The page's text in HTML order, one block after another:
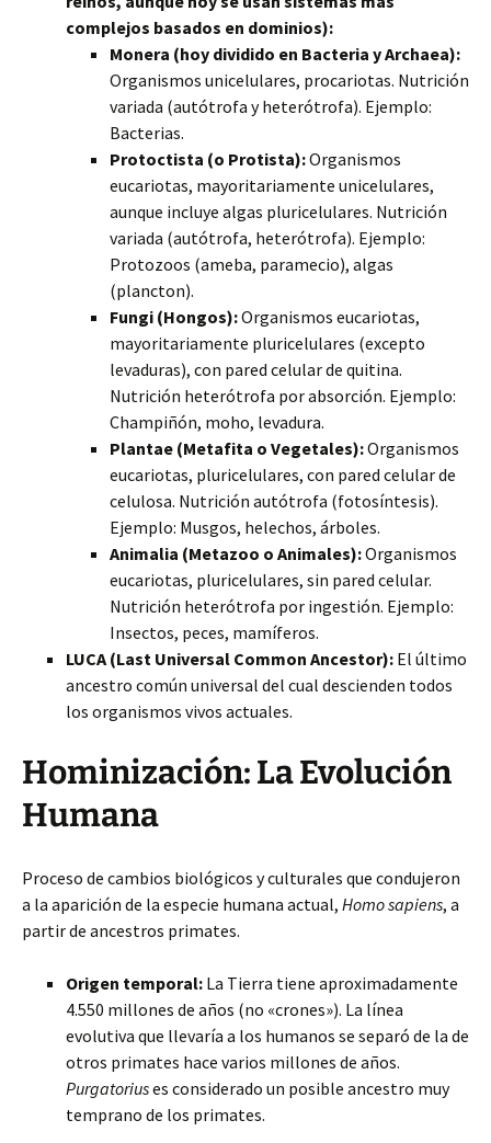
complejos basados en dominios):
Monera (hoy dividido en Bacteria y Archaea):
Organismos unicelulares, procariotas. Nutrición
variada (autótrofa y heterótrofa). Ejemplo:
Bacterias.
Protoctista (o Protista):Organismos
eucariotas, mayoritariamente unicelulares,
aunque incluye algas pluricelulares. Nutrición
variada (autótrofa, heterótrofa). Ejemplo:
Protozoos (ameba, paramecio), algas
(plancton).
Fungi (Hongos):Organismos eucariotas,
mayoritariamente pluricelulares (excepto
levaduras), con pared celular de quitina.
Nutrición heterótrofa por absorción. Ejemplo:
Champiñón, moho, levadura.
Plantae (Metafita o Vegetales):Organismos
eucariotas, pluricelulares, con pared celular de
celulosa. Nutrición autótrofa (fotosíntesis).
Ejemplo: Musgos, helechos, árboles.
Animalia (Metazoo o Animales):Organismos
eucariotas, pluricelulares, sin pared celular.
Nutrición heterótrofa por ingestión. Ejemplo:
Insectos, peces, mamíferos.
LUCA (Last Universal Common Ancestor): El último
ancestro común universal del cual descienden todos
los organismos vivos actuales.
Hominización: La Evolución
Humana
Proceso de cambios biológicos y culturales que condujeron
a la aparición de la especie humana actual, Homo sapiens, a
partir de ancestros primates.
Origen temporal: La Tierra tiene aproximadamente
4.550 millones de años (no «crones»). La línea
evolutiva que llevaría a los humanos se separó de la de
otros primates hace varios millones de años.
Purgatoriuses considerado un posible ancestro muy
temprano de los primates.